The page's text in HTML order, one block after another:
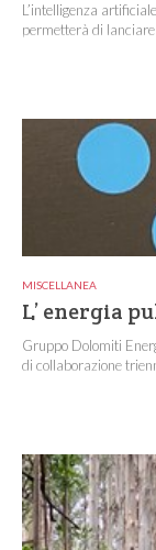
L’intelligenza
permetterà di
MISCELLANEA
L’ energia
Gruppo Dolomiti
di collaborazione